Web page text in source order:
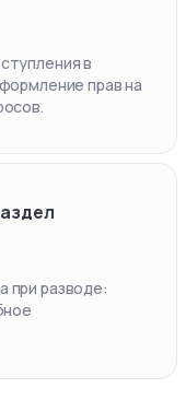
в
прав на
при разводе: